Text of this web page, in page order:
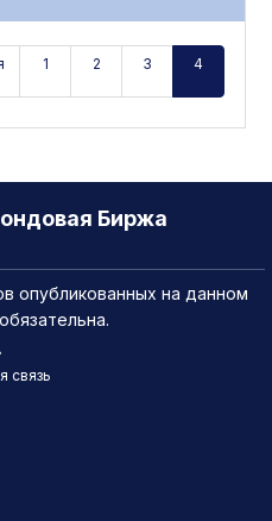
1 2 3 4
Биржа
опубликованных на данном
связь